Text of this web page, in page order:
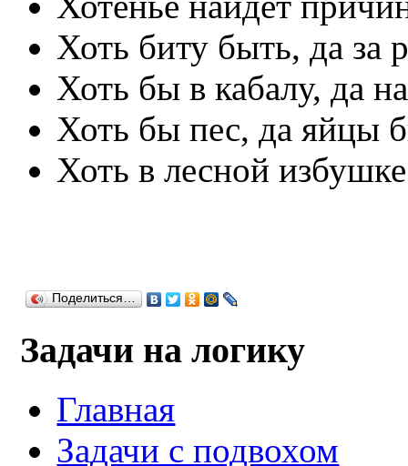
Хоть биту быть, да за
Хоть бы в кабалу, да
Хоть бы пес, да яйцы
Хоть в лесной
Поделиться…
Задачи на логику
Главная
Задачи с подвохом